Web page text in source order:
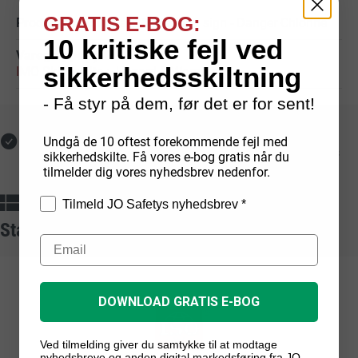
Hazard & Warning sign - Danger Chlorine
IMO Skibsskilte>Hazard & Warning
Fri fragt med GLS
Ved online køb på over
1.000 kr.
Hurtig levering
Lagerførte varer leveres
typisk på 1-2 hverdage
Dansk produktion
Egenproducerede
fra
Sikker betaling
Standarder vi arbejder ud fra
GRATIS E-BOG:
10 kritiske fejl ved
sikkerhedsskiltning
- Få styr på dem, før det er for sent!
Undgå de 10 oftest forekommende fejl med
sikkerhedskilte. Få vores e-bog gratis når du
tilmelder dig vores nyhedsbrev nedenfor.
Tilmeld JO Safetys nyhedsbrev *
DOWNLOAD GRATIS E-BOG
Ved tilmelding giver du samtykke til at modtage